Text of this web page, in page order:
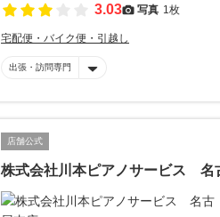
3.03 写真 1枚
宅配便・バイク便・引越し
出張・訪問専門
店舗公式
株式会社川本ピアノサービス 名